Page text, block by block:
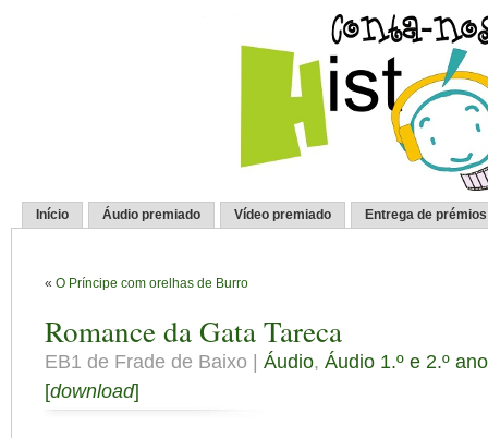
Início Áudio premiado Vídeo premiado Entrega de prémios
« O Príncipe com orelhas de Burro
Romance da Gata Tareca
EB1 de Frade de Baixo | Áudio, Áudio 1.º e 2.º ano
[download]